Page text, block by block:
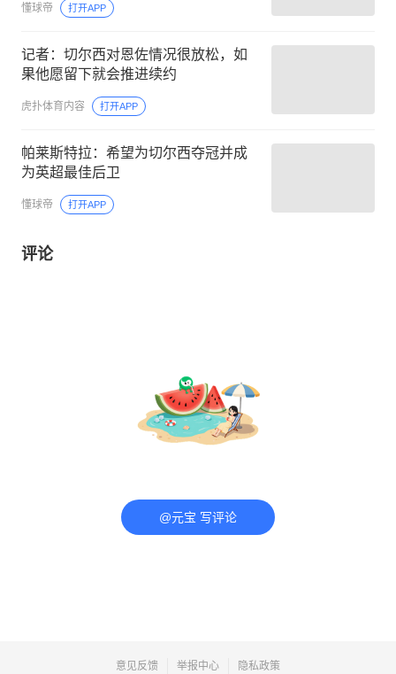
懂球帝 打开APP
记者：切尔西对恩佐情况很放松，如
果他愿留下就会推进续约
虎扑体育内容 打开APP
帕莱斯特拉：希望为切尔西夺冠并成
为英超最佳后卫
懂球帝 打开APP
评论
@元宝 写评论
意见反馈 举报中心 隐私政策